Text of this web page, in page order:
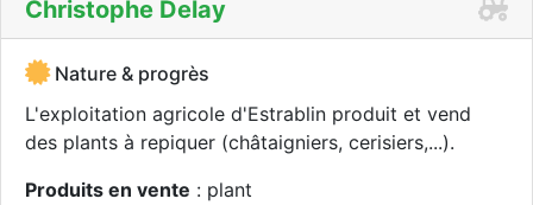
Christophe Delay
Nature & progrès
L'exploitation agricole d'Estrablin produit et vend
des plants à repiquer (châtaigniers, cerisiers,...).
Produits en vente : plant